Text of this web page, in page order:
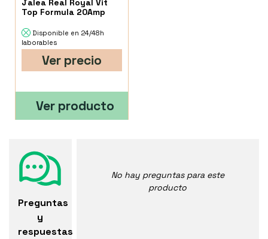
Jalea Real Royal Vit
Top Formula 20Amp
Disponible en 24/48h
laborables
Ver precio
Ver producto
Preguntas
y
respuestas
No hay preguntas para este
producto